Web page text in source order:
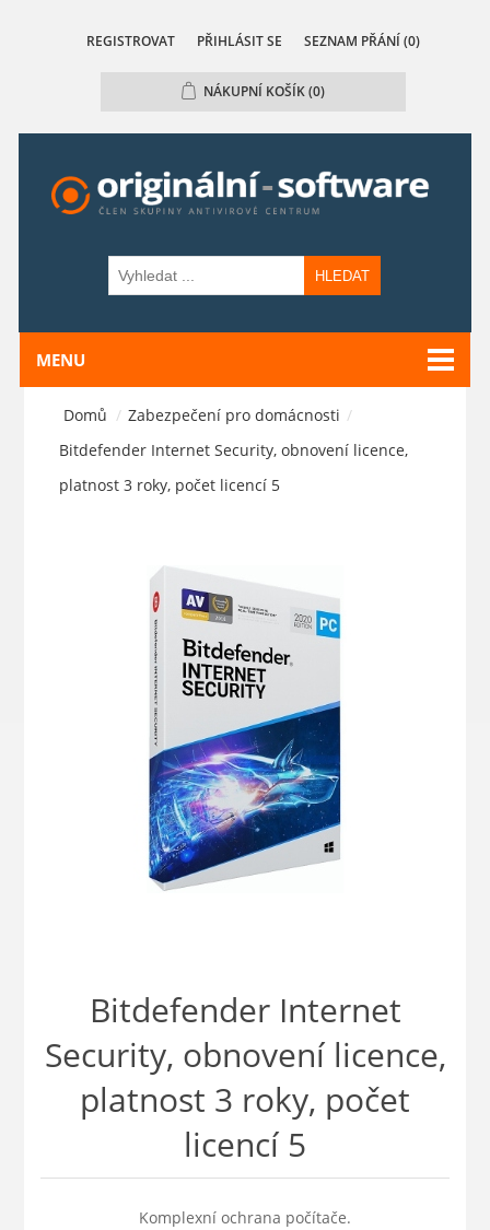
REGISTROVAT PŘIHLÁSIT SE SEZNAM PŘÁNÍ (0)
NÁKUPNÍ KOŠÍK(0)
HLEDAT
MENU
Domů / Zabezpečení pro domácnosti /
Bitdefender Internet Security, obnovení licence,
platnost 3 roky, počet licencí 5
Bitdefender Internet
Security, obnovení licence,
platnost 3 roky, počet
licencí 5
Komplexní ochrana počítače.